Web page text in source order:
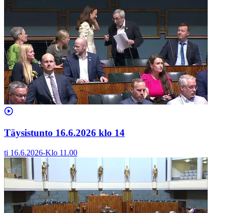
Täysistunto 16.6.2026 klo 14
ti 16.6.2026-Klo 11.00